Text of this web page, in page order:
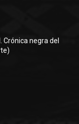
Crónica negra del